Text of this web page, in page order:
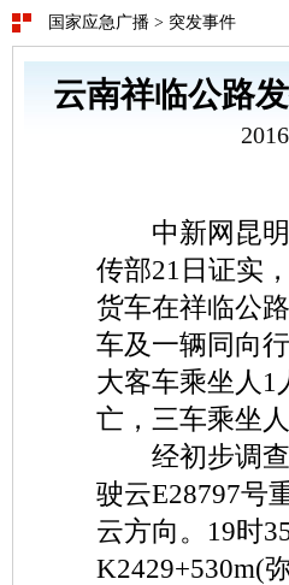
国家应急广播 > 突发事件
云南祥临公路
中新网昆明1
传部21日证实
货车在祥临公
车及一辆同向
大客车乘坐人1
亡，三车乘坐
经初步调查
驶云E28797号
云方向。19时
K2429+530m(